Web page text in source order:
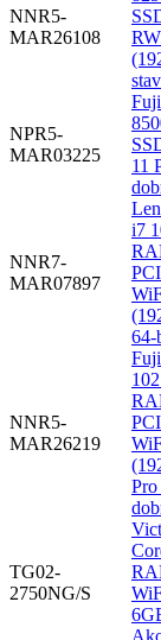
NNR5-
MAR26108
NPR5-
MAR03225
11
NNR7-
MAR07897
i7
64-
NNR5-
MAR26219
TG02-
2750NG/S